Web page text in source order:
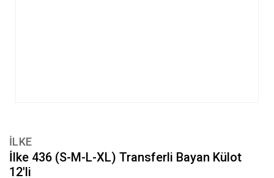
İLKE
İlke 436 (S-M-L-XL) Transferli Bayan Külot
12'li